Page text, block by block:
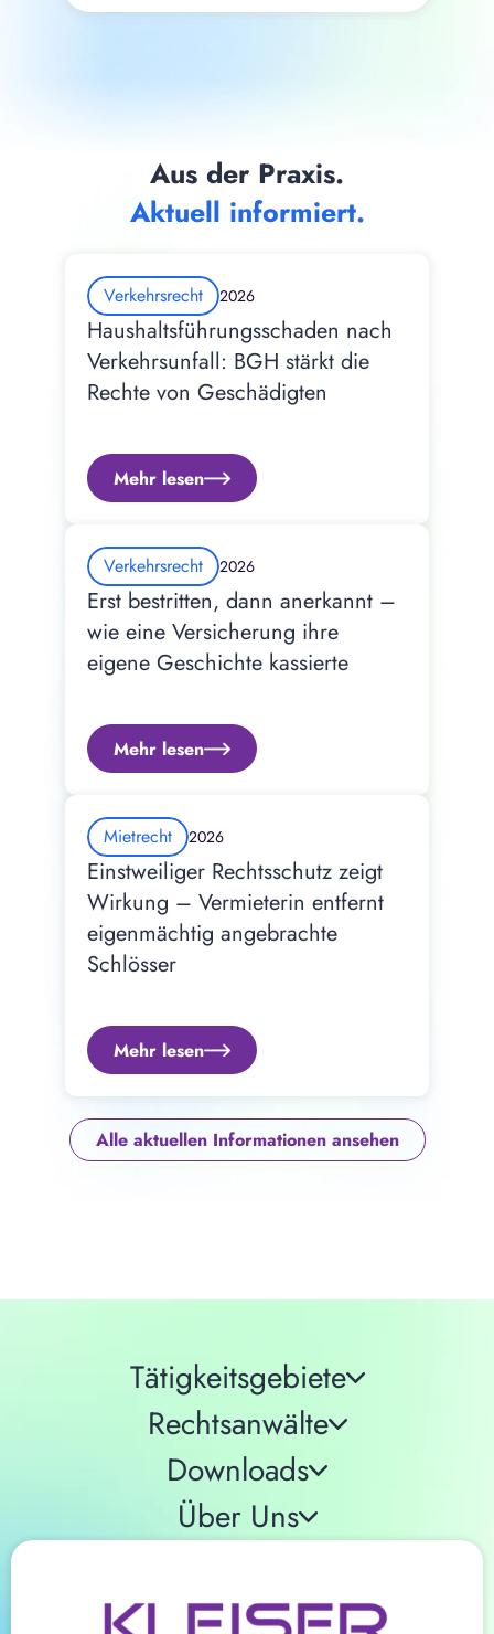
Aus der Praxis.
Aktuell informiert.
Verkehrsrecht 2026
Haushaltsführungsschaden nach
Verkehrsunfall: BGH stärkt die
Rechte von Geschädigten
Mehr lesen
Verkehrsrecht 2026
Erst bestritten, dann anerkannt –
wie eine Versicherung ihre
eigene Geschichte kassierte
Mehr lesen
Mietrecht 2026
Einstweiliger Rechtsschutz zeigt
Wirkung – Vermieterin entfernt
eigenmächtig angebrachte
Schlösser
Mehr lesen
Alle aktuellen Informationen ansehen
Tätigkeitsgebiete
Rechtsanwälte
Downloads
Über Uns